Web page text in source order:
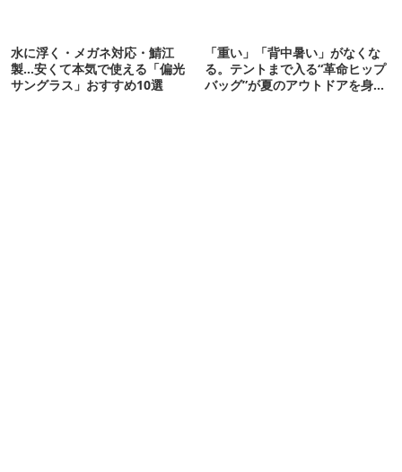
水に浮く・メガネ対応・鯖江
製…安くて本気で使える「偏光
サングラス」おすすめ10選
「重い」「背中暑い」がなくな
る。テントまで入る“革命ヒップ
バッグ”が夏のアウトドアを身軽